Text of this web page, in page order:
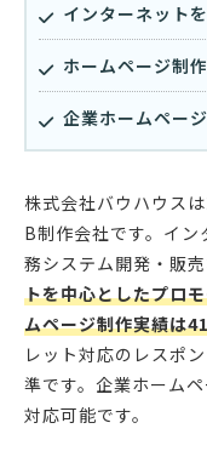
インターネット
ホームページ制
企業ホームペー
株式会社バウハウス
B制作会社です。イ
務システム開発・販
トを中心としたプロ
ムページ制作実績は
レット対応のレスポ
準です。企業ホーム
対応可能です。